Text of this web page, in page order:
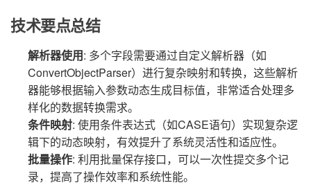
技术要点总结
解析器使用: 多个字段需要通过自定义解析器（如
ConvertObjectParser）进行复杂映射和转换，这些解析
器能够根据输入参数动态生成目标值，非常适合处理多
样化的数据转换需求。
条件映射: 使用条件表达式（如CASE语句）实现复杂逻
辑下的动态映射，有效提升了系统灵活性和适应性。
批量操作: 利用批量保存接口，可以一次性提交多个记
录，提高了操作效率和系统性能。